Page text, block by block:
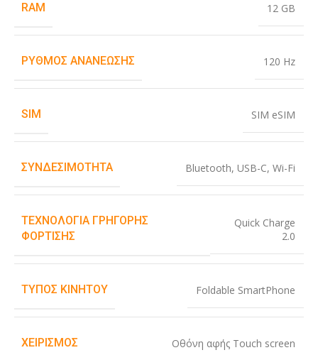
RAM 12 GB
ΡΥΘΜΌΣ ΑΝΑΝΈΩΣΗΣ 120 Hz
SIM SIM eSIM
ΣΥΝΔΕΣΙΜΌΤΗΤΑ Bluetooth, USB-C, Wi-Fi
ΤΕΧΝΟΛΟΓΊΑ ΓΡΉΓΟΡΗΣ
ΦΌΡΤΙΣΗΣ
Quick Charge
2.0
ΤΎΠΟΣ ΚΙΝΗΤΟΎ Foldable SmartPhone
ΧΕΙΡΙΣΜΌΣ Οθόνη αφής Touch screen